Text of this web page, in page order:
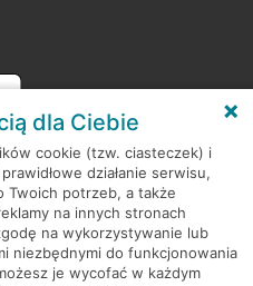
dla Ciebie
cookie (tzw. ciasteczek) i
działanie serwisu,
Twoich potrzeb, a także
na innych stronach
na wykorzystywanie lub
niezbędnymi do funkcjonowania
je wycofać w każdym